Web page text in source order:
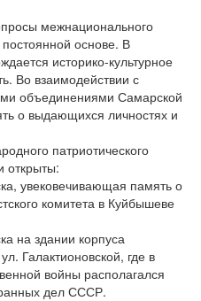
межнационального
основе. В
историко-культурное
Во взаимодействии с
объединениями Самарской
о выдающихся личностях и
патриотического
открыты:
увековечивающая память о
комитета в Куйбышеве
на здании корпуса
Галактионовской, где в
войны располагался
дел СССР.